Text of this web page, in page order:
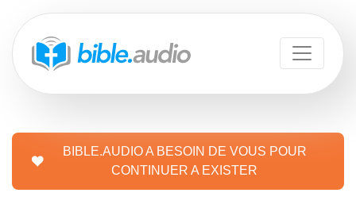
BIBLE.AUDIO A BESOIN DE VOUS POUR
CONTINUER A EXISTER